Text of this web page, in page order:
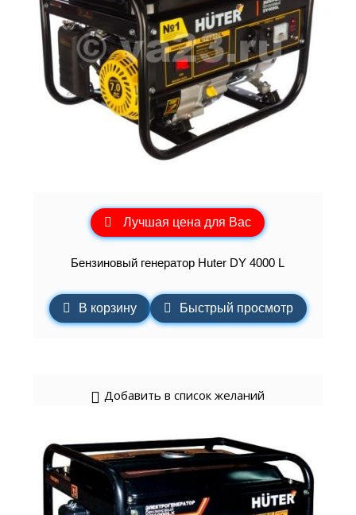
Лучшая цена для Вас
Бензиновый генератор Huter DY 4000 L
В корзину Быстрый просмотр
Добавить в список желаний